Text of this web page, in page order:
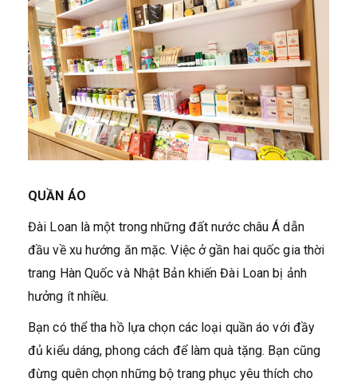
QUẦN ÁO
Đài Loan là một trong những đất nước châu Á dẫn
đầu về xu hướng ăn mặc. Việc ở gần hai quốc gia thời
trang Hàn Quốc và Nhật Bản khiến Đài Loan bị ảnh
hưởng ít nhiều.
Bạn có thể tha hồ lựa chọn các loại quần áo với đầy
đủ kiểu dáng, phong cách để làm quà tặng. Bạn cũng
đừng quên chọn những bộ trang phục yêu thích cho